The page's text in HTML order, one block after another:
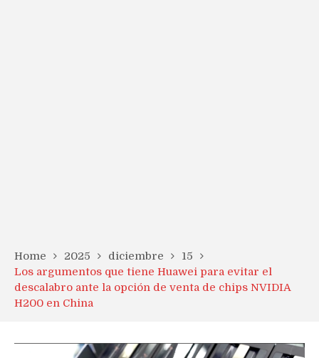
Home 2025 diciembre
15
Los argumentos que tiene Huawei para evitar el
descalabro ante la opción de venta de chips NVIDIA
H200 en China